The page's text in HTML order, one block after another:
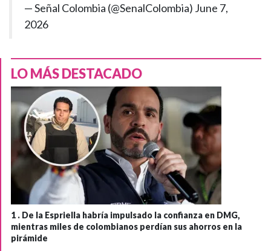
— Señal Colombia (@SenalColombia) June 7,
2026
LO MÁS DESTACADO
1 . De la Espriella habría impulsado la confianza en DMG,
mientras miles de colombianos perdían sus ahorros en la
pirámide